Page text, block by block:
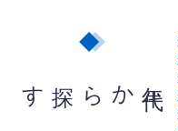
から探す